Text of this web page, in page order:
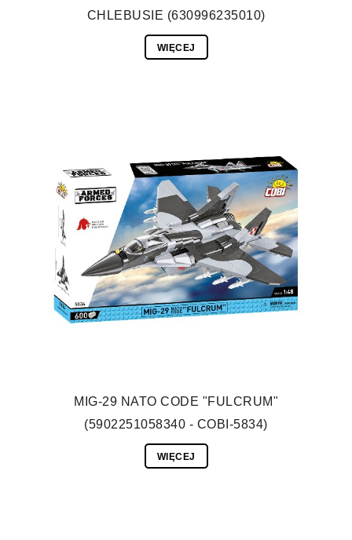
CHLEBUSIE (630996235010)
WIĘCEJ
MIG-29 NATO CODE "FULCRUM"
(5902251058340 - COBI-5834)
WIĘCEJ